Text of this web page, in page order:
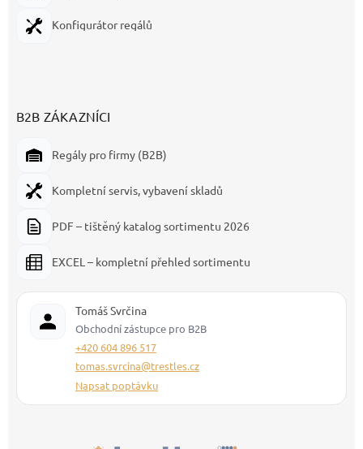
Konfigurátor regálů
B2B ZÁKAZNÍCI
Regály pro firmy (B2B)
Kompletní servis, vybavení skladů
PDF – tištěný katalog sortimentu 2026
EXCEL – kompletní přehled sortimentu
Tomáš Svrčina
Obchodní zástupce pro B2B
+420 604 896 517
tomas.svrcina@trestles.cz
Napsat poptávku